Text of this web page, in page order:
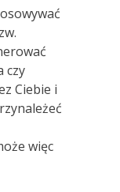
czy
Ciebie i
więc